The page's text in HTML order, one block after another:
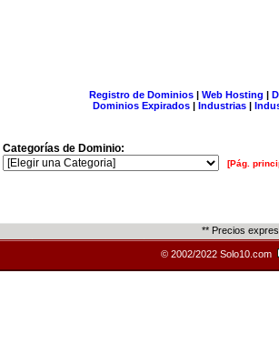
Registro de Dominios| Web Hosting |
Dominios Expirados | Industrias |
Categorías de Dominio:
[Pág.
** Precios
© 2002/2022 Solo10.com